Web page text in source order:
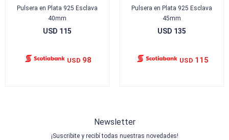
Pulsera en Plata 925 Esclava
40mm
USD 115
USD 98
Pulsera en Plata 925 Esclava
45mm
USD 135
USD 115
Newsletter
¡Suscribite y recibí todas nuestras novedades!